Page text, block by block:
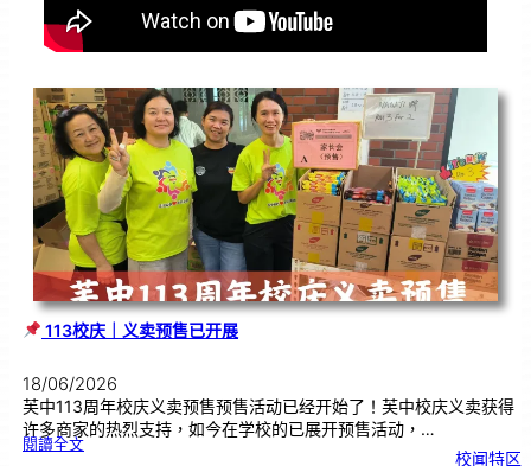
113校庆｜义卖预售已开展
18/06/2026
芙中113周年校庆义卖预售预售活动已经开始了！芙中校庆义卖获得
许多商家的热烈支持，如今在学校的已展开预售活动，…
閱讀全文:
校闻特区